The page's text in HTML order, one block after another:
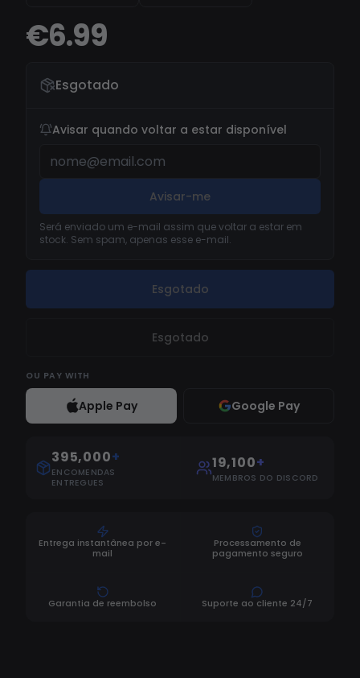
€6.99
Esgotado
Avisar quando voltar a estar disponível
Avisar-me
Será enviado um e-mail assim que voltar a estar em
stock. Sem spam, apenas esse e-mail.
Esgotado
Esgotado
OU PAY WITH
Apple Pay Google Pay
395,000+
ENCOMENDAS
ENTREGUES
19,100+
MEMBROS DO DISCORD
Entrega instantânea por e-
mail
Processamento de
pagamento seguro
Garantia de reembolso Suporte ao cliente 24/7